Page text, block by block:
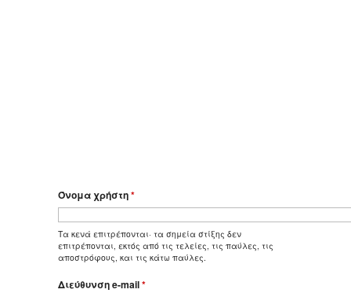
Όνομα χρήστη*
Τα κενά επιτρέπονται· τα σημεία στίξης δεν
επιτρέπονται, εκτός από τις τελείες, τις παύλες, τις
αποστρόφους, και τις κάτω παύλες.
Διεύθυνση e-mail*